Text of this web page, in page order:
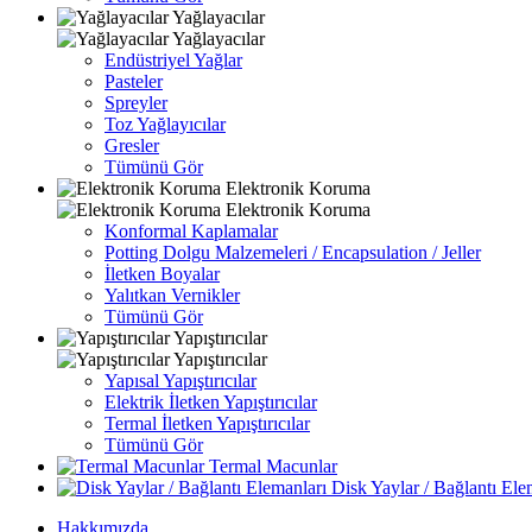
Yağlayacılar
Yağlayacılar
Endüstriyel Yağlar
Pasteler
Spreyler
Toz Yağlayıcılar
Gresler
Tümünü Gör
Elektronik Koruma
Elektronik Koruma
Konformal Kaplamalar
Potting Dolgu Malzemeleri / Encapsulation / Jeller
İletken Boyalar
Yalıtkan Vernikler
Tümünü Gör
Yapıştırıcılar
Yapıştırıcılar
Yapısal Yapıştırıcılar
Elektrik İletken Yapıştırıcılar
Termal İletken Yapıştırıcılar
Tümünü Gör
Termal Macunlar
Disk Yaylar / Bağlantı
Hakkımızda